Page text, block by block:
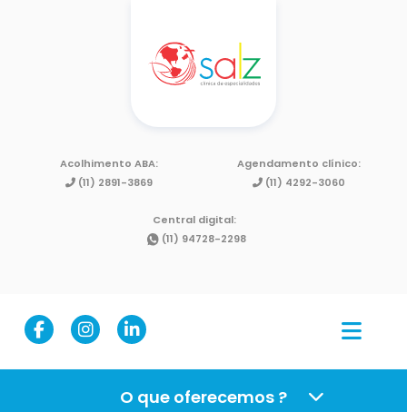
Acolhimento ABA:
(11) 2891-3869
Agendamento clínico:
(11) 4292-3060
Central digital:
(11) 94728-2298
O que oferecemos ?